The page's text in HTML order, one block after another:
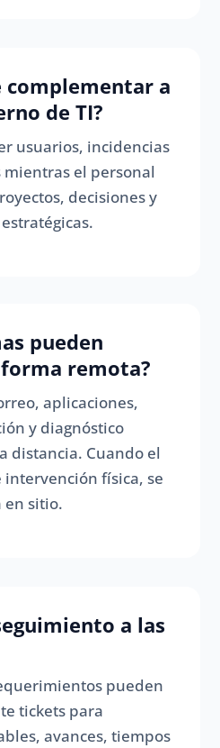
complementar a
de TI?
usuarios, incidencias
el personal
decisiones y
pueden
remota?
aplicaciones,
y diagnóstico
distancia. Cuando el
física, se
en sitio.
a las
pueden
tickets para
avances, tiempos